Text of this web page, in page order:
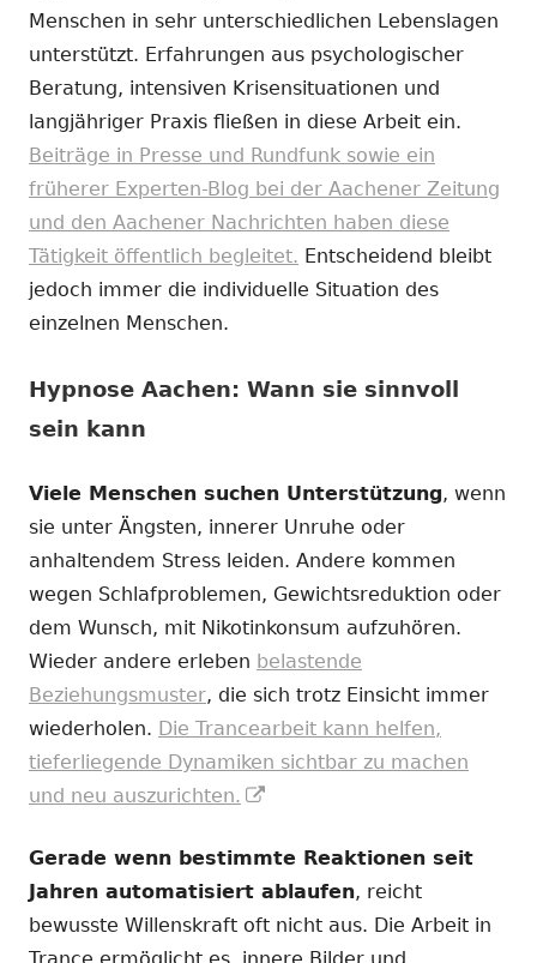
Menschen in sehr unterschiedlichen Lebenslagen
unterstützt. Erfahrungen aus psychologischer
Beratung, intensiven Krisensituationen und
langjähriger Praxis fließen in diese Arbeit ein.
Beiträge in Presse und Rundfunk sowie ein
früherer Experten-Blog bei der Aachener Zeitung
und den Aachener Nachrichten haben diese
Tätigkeit öffentlich begleitet. Entscheidend bleibt
jedoch immer die individuelle Situation des
einzelnen Menschen.
Hypnose Aachen: Wann sie sinnvoll
sein kann
Viele Menschen suchen Unterstützung, wenn
sie unter Ängsten, innerer Unruhe oder
anhaltendem Stress leiden. Andere kommen
wegen Schlafproblemen, Gewichtsreduktion oder
dem Wunsch, mit Nikotinkonsum aufzuhören.
Wieder andere erleben belastende
Beziehungsmuster, die sich trotz Einsicht immer
wiederholen. Die Trancearbeit kann helfen,
tieferliegende Dynamiken sichtbar zu machen
und neu auszurichten.
Fenster
öffnen
Gerade wenn bestimmte Reaktionen seit
Jahren automatisiert ablaufen, reicht
bewusste Willenskraft oft nicht aus. Die Arbeit in